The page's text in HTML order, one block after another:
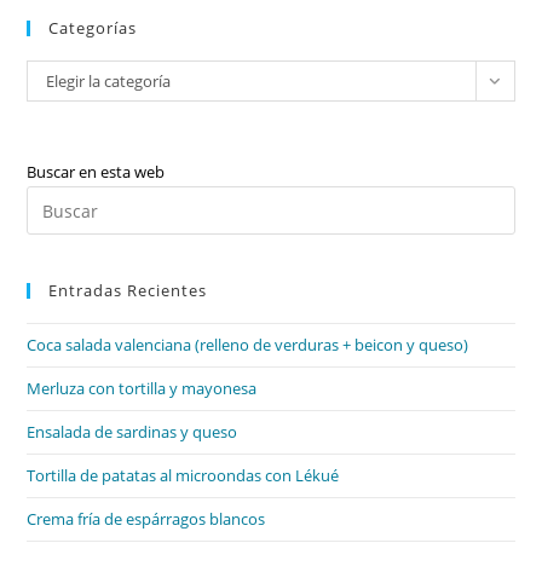
Categorías
Categorías
Elegir la categoría
Buscar en esta web
Entradas Recientes
Coca salada valenciana (relleno de verduras + beicon y queso)
Merluza con tortilla y mayonesa
Ensalada de sardinas y queso
Tortilla de patatas al microondas con Lékué
Crema fría de espárragos blancos